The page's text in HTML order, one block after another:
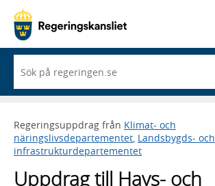
du
börjar
skriva
framträder
en
lista
sökförslag
Regeringsuppdrag från Klimat- och
näringslivsdepartementet, Landsbygds- och
infrastrukturdepartementet
Uppdrag till Havs- och